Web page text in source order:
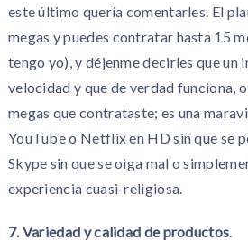
este último quería comentarles. El
megas y puedes contratar hasta 15
tengo yo), y déjenme decirles que un
velocidad y que de verdad funciona,
megas que contrataste; es una
YouTube o Netflix en HD sin que se
Skype sin que se oiga mal o
experiencia cuasi-religiosa.
7. Variedad y calidad de productos.